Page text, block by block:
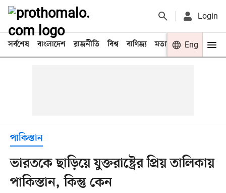
Login
সর্বশেষ বাংলাদেশ রাজনীতি বিশ্ব বাণিজ্য মতামত খেলা
Eng
পাকিস্তান
ভারতকে ছাড়িয়ে যুক্তরাষ্ট্রের প্রিয় তালিকায়
পাকিস্তান, কিন্তু কেন